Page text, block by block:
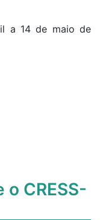
a 14 de maio de
CRESS-